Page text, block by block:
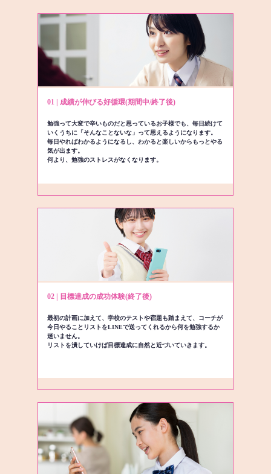
01 | 成績が伸びる好循環(期間中/終了後)
勉強って大変で辛いものだと思っているお子様でも、毎日続けて
いくうちに「そんなことないな」って思えるようになります。
毎日やればわかるようになるし、わかると楽しいからもっとやる
気が出ます。
何より、勉強のストレスがなくなります。
02 | 目標達成の成功体験(終了後)
最初の計画に加えて、学校のテストや宿題も踏まえて、コーチが
今日やることリストをLINEで送ってくれるから何を勉強するか
迷いません。
リストを潰していけば目標達成に自然と近づいていきます。